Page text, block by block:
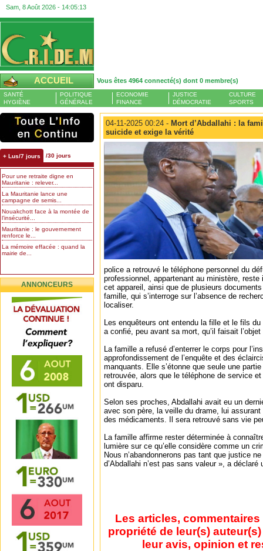
Sam, 8 Août 2026 - 14:05:14
ACCUEIL Vous êtes 4964 connecté(s) dont 0 membre(s)
SANTÉ
HYGIÈNE
POLITIQUE
GÉNÉRALE
ECONOMIE
FINANCE
JUSTICE
DÉMOCRATIE
CULTURE
SPORTS
+ Lus/7 jours /30 jours
Pour une retraite digne en
Mauritanie : relever...
La Mauritanie lance une
campagne de semis...
Nouakchott face à la montée de
l’insécurité...
Mauritanie : le gouvernement
renforce le...
La mémoire effacée : quand la
mairie de...
ANNONCEURS
04-11-2025 00:24 - Mort d’Abdallahi : la
suicide et exige la vérité
police a retrouvé le téléphone personnel du
professionnel, appartenant au ministère,
cet appareil, ainsi que de plusieurs
famille, qui s’interroge sur l’absence de
localiser.
Les enquêteurs ont entendu la fille et le fils
a confié, peu avant sa mort, qu’il faisait
La famille a refusé d’enterrer le corps pour
approfondissement de l’enquête et des
manquants. Elle s’étonne que seule une
retrouvée, alors que le téléphone de service
ont disparu.
Selon ses proches, Abdallahi avait eu un
avec son père, la veille du drame, lui assurant
des médicaments. Il sera retrouvé sans vie
La famille affirme rester déterminée à
lumière sur ce qu’elle considère comme un
Nous n’abandonnerons pas tant que justice
d’Abdallahi n’est pas sans valeur », a déclaré
Les articles,
propriété de leur(s)
leur avis, opinion et